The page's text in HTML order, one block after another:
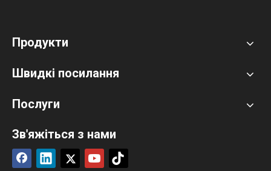
Продукти
Швидкі посилання
Послуги
Зв'яжіться з нами